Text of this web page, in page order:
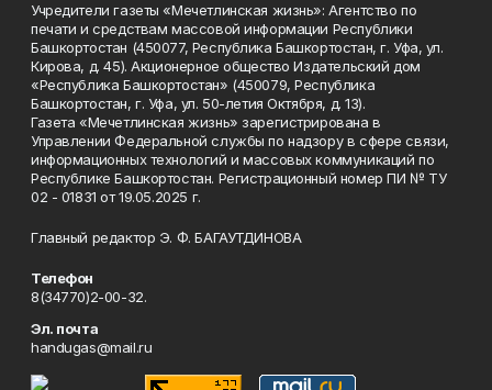
Учредители газеты «Мечетлинская жизнь»: Агентство по
печати и средствам массовой информации Республики
Башкортостан (450077, Республика Башкортостан, г. Уфа, ул.
Кирова, д. 45). Акционерное общество Издательский дом
«Республика Башкортостан» (450079, Республика
Башкортостан, г. Уфа, ул. 50-летия Октября, д. 13).
Газета «Мечетлинская жизнь» зарегистрирована в
Управлении Федеральной службы по надзору в сфере связи,
информационных технологий и массовых коммуникаций по
Республике Башкортостан. Регистрационный номер ПИ № ТУ
02 - 01831 от 19.05.2025 г.
Главный редактор Э. Ф. БАГАУТДИНОВА
Телефон
8(34770)2-00-32.
Эл. почта
handugas@mail.ru